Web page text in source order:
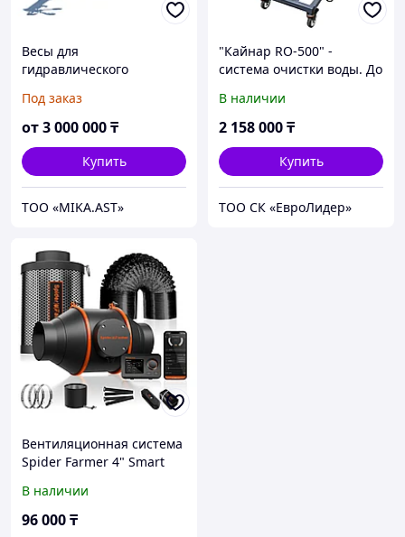
Весы для
гидравлического
Под заказ
от3 000 000₸
Купить
ТОО «MIKA.AST»
"Кайнар RO-500" -
система очистки воды. До
в час.
В наличии
2 158 000₸
Купить
ТОО СК «ЕвроЛидер»
Вентиляционная система
Spider Farmer 4" Smart
фильтром и
контроллером скорости
В наличии
96 000₸